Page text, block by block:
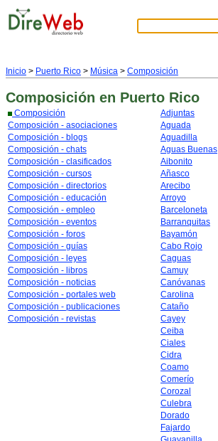
Inicio > Puerto Rico > Música > Composición
Composición en Puerto Rico
Composición
Composición - asociaciones
Composición - blogs
Composición - chats
Composición - clasificados
Composición - cursos
Composición - directorios
Composición - educación
Composición - empleo
Composición - eventos
Composición - foros
Composición - guías
Composición - leyes
Composición - libros
Composición - noticias
Composición - portales web
Composición - publicaciones
Composición - revistas
Adjuntas
Aguada
Aguadilla
Aguas Buenas
Aibonito
Añasco
Arecibo
Arroyo
Barceloneta
Barranquitas
Bayamón
Cabo Rojo
Caguas
Camuy
Canóvanas
Carolina
Cataño
Cayey
Ceiba
Ciales
Cidra
Coamo
Comerío
Corozal
Culebra
Dorado
Fajardo